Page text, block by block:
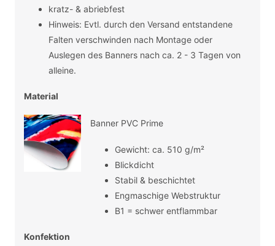
kratz- & abriebfest
Hinweis: Evtl. durch den Versand entstandene
Falten verschwinden nach Montage oder
Auslegen des Banners nach ca. 2 - 3 Tagen von
alleine.
Material
Banner PVC Prime
Gewicht: ca. 510 g/m²
Blickdicht
Stabil & beschichtet
Engmaschige Webstruktur
B1 = schwer entflammbar
Konfektion